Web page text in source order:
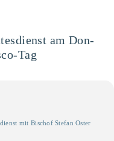
am Don-
Tag
mit Bischof Stefan Oster